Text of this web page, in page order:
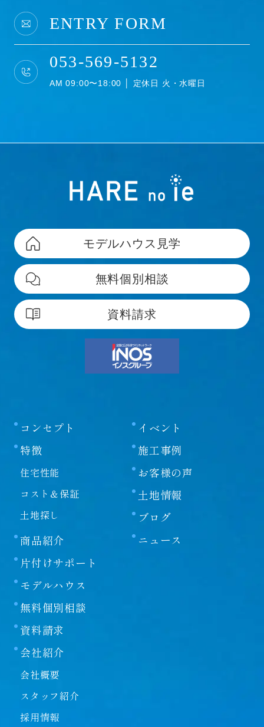
ENTRY FORM
053-569-5132
AM 09:00〜18:00 │ 定休日 火・水曜日
モデルハウス見学
無料個別相談
資料請求
コンセプト
特徴
住宅性能
コスト＆保証
土地探し
商品紹介
片付けサポート
イベント
施工事例
お客様の声
土地情報
ブログ
ニュース
モデルハウス
無料個別相談
資料請求
会社紹介
会社概要
スタッフ紹介
採用情報